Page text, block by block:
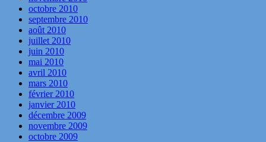
octobre 2010
septembre 2010
août 2010
juillet 2010
juin 2010
mai 2010
avril 2010
mars 2010
février 2010
janvier 2010
décembre 2009
novembre 2009
octobre 2009